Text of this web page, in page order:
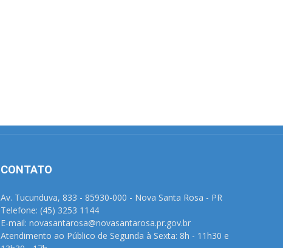
CONTATO
Av. Tucunduva, 833 - 85930-000 - Nova Santa Rosa - PR
Telefone: (45) 3253 1144
E-mail: novasantarosa@novasantarosa.pr.gov.br
Atendimento ao Público de Segunda à Sexta: 8h - 11h30 e